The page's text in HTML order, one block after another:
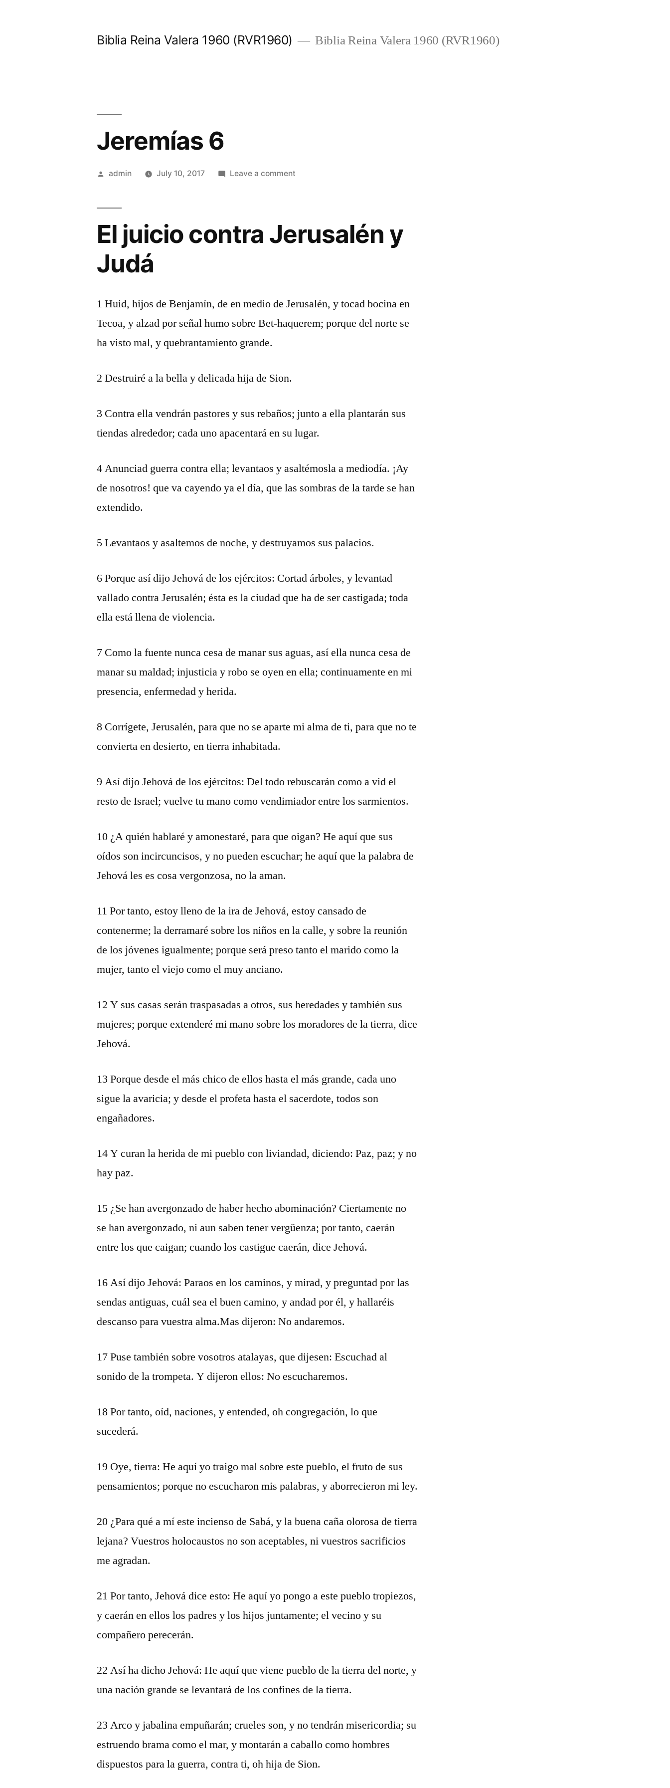
Biblia Reina Valera 1960 (RVR1960) Biblia Reina Valera 1960 (RVR1960)
Jeremías 6
Posted
admin July 10, 2017 Leave a commenton
El juicio contra Jerusalén y
Judá
1 Huid, hijos de Benjamín, de en medio de Jerusalén, y tocad bocina en
Tecoa, y alzad por señal humo sobre Bet-haquerem; porque del norte se
ha visto mal, y quebrantamiento grande.
2 Destruiré a la bella y delicada hija de Sion.
3 Contra ella vendrán pastores y sus rebaños; junto a ella plantarán sus
tiendas alrededor; cada uno apacentará en su lugar.
4 Anunciad guerra contra ella; levantaos y asaltémosla a mediodía. ¡Ay
de nosotros! que va cayendo ya el día, que las sombras de la tarde se han
extendido.
5 Levantaos y asaltemos de noche, y destruyamos sus palacios.
6 Porque así dijo Jehová de los ejércitos: Cortad árboles, y levantad
vallado contra Jerusalén; ésta es la ciudad que ha de ser castigada; toda
ella está llena de violencia.
7 Como la fuente nunca cesa de manar sus aguas, así ella nunca cesa de
manar su maldad; injusticia y robo se oyen en ella; continuamente en mi
presencia, enfermedad y herida.
8 Corrígete, Jerusalén, para que no se aparte mi alma de ti, para que no te
convierta en desierto, en tierra inhabitada.
9 Así dijo Jehová de los ejércitos: Del todo rebuscarán como a vid el
resto de Israel; vuelve tu mano como vendimiador entre los sarmientos.
10 ¿A quién hablaré y amonestaré, para que oigan? He aquí que sus
oídos son incircuncisos, y no pueden escuchar; he aquí que la palabra de
Jehová les es cosa vergonzosa, no la aman.
11 Por tanto, estoy lleno de la ira de Jehová, estoy cansado de
contenerme; la derramaré sobre los niños en la calle, y sobre la reunión
de los jóvenes igualmente; porque será preso tanto el marido como la
mujer, tanto el viejo como el muy anciano.
12 Y sus casas serán traspasadas a otros, sus heredades y también sus
mujeres; porque extenderé mi mano sobre los moradores de la tierra, dice
Jehová.
13 Porque desde el más chico de ellos hasta el más grande, cada uno
sigue la avaricia; y desde el profeta hasta el sacerdote, todos son
engañadores.
14 Y curan la herida de mi pueblo con liviandad, diciendo: Paz, paz; y no
hay paz.
15 ¿Se han avergonzado de haber hecho abominación? Ciertamente no
se han avergonzado, ni aun saben tener vergüenza; por tanto, caerán
entre los que caigan; cuando los castigue caerán, dice Jehová.
16 Así dijo Jehová: Paraos en los caminos, y mirad, y preguntad por las
sendas antiguas, cuál sea el buen camino, y andad por él, y hallaréis
descanso para vuestra alma.Mas dijeron: No andaremos.
17 Puse también sobre vosotros atalayas, que dijesen: Escuchad al
sonido de la trompeta. Y dijeron ellos: No escucharemos.
18 Por tanto, oíd, naciones, y entended, oh congregación, lo que
sucederá.
19 Oye, tierra: He aquí yo traigo mal sobre este pueblo, el fruto de sus
pensamientos; porque no escucharon mis palabras, y aborrecieron mi ley.
20 ¿Para qué a mí este incienso de Sabá, y la buena caña olorosa de tierra
lejana? Vuestros holocaustos no son aceptables, ni vuestros sacrificios
me agradan.
21 Por tanto, Jehová dice esto: He aquí yo pongo a este pueblo tropiezos,
y caerán en ellos los padres y los hijos juntamente; el vecino y su
compañero perecerán.
22 Así ha dicho Jehová: He aquí que viene pueblo de la tierra del norte, y
una nación grande se levantará de los confines de la tierra.
23 Arco y jabalina empuñarán; crueles son, y no tendrán misericordia; su
estruendo brama como el mar, y montarán a caballo como hombres
dispuestos para la guerra, contra ti, oh hija de Sion.